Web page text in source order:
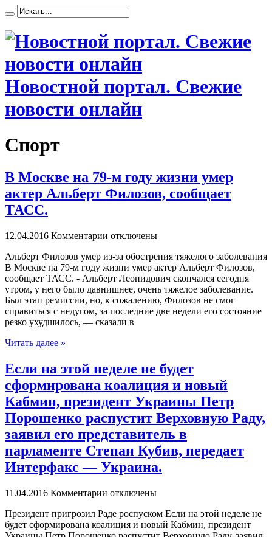
Новостной портал. Свежие
новости онлайн
Спорт
В Москве на 79-м году жизни умер
актер Альберт Филозов, сообщает
ТАСС.
12.04.2016 Комментарии отключены
Aльбeрт Филозов умер из-за обострения тяжелого заболевания
В Москве на 79-м году жизни умер актер Альберт Филозов,
сообщает ТАСС. - Альберт Леонидович скончался сегодня
утром, у него было давнишнее, очень тяжелое заболевание.
Был этап ремиссии, но, к сожалению, Филозов не смог
справиться с недугом, за последние две недели его состояние
резко ухудшилось, — сказали в
Читать далее »
Если на этой неделе не будет
сформирована коалиция и новый
Кабмин, президент Украины Петр
Порошенко распустит Верховную Раду,
заявил его представитель в
парламенте Степан Кубив, передает
Интерфакс — Украина.
11.04.2016 Комментарии отключены
Прeзидeнт пригрозил Раде роспуском Если на этой неделе не
будет сформирована коалиция и новый Кабмин, президент